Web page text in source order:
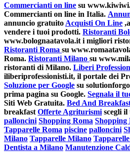
Commercianti on line su
Commercianti on line in Italia.
annuncio gratuito Acquisti On Line
vendere i tuoi prodotti. Ristoranti
www.bolognaatavola.it i migliori
Ristoranti Roma su
Roma. Ristoranti Milano su
ristoranti di Milano. Liberi
iliberiprofessionisti.it, il portale dei
Soluzione per Google su
prima pagina su Google. Segnala il
Siti Web Gratuita. Bed And
breakfast Offerte Agriturismi scegli
palloncini Shopping Roma Shopping
Tapparelle Roma piscine palloncini
Milano Tapparelle Milano
Dentista a Milano Manutenzione